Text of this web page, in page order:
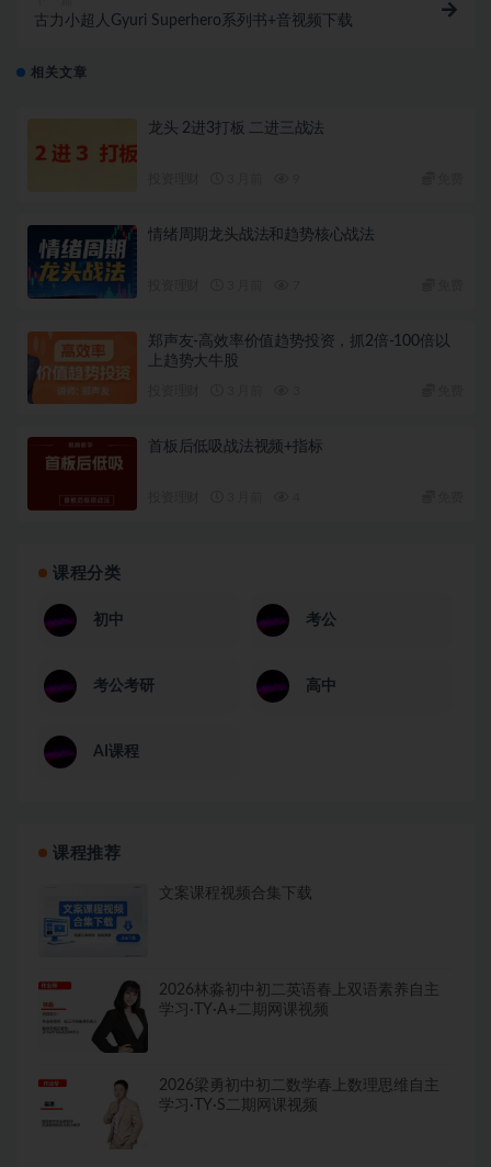
古力小超人Gyuri Superhero系列书+音视频下载
相关文章
龙头 2进3打板 二进三战法
情绪周期龙头战法和趋势核心战法
郑声友-高效率价值趋势投资，抓2倍-100倍以
上趋势大牛股
首板后低吸战法视频+指标
课程分类
初中 考公
考公考研 高中
AI课程
课程推荐
文案课程视频合集下载
2026林淼初中初二英语春上双语素养自主
学习·TY·A+二期网课视频
2026梁勇初中初二数学春上数理思维自主
学习·TY·S二期网课视频